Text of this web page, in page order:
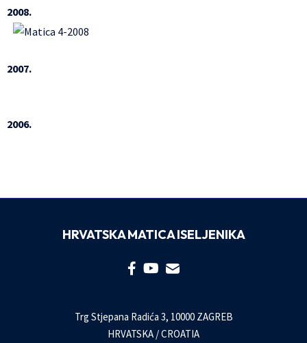
2008.
2007.
2006.
HRVATSKA MATICA ISELJENIKA
Trg Stjepana Radića 3, 10000 ZAGREB
HRVATSKA / CROATIA